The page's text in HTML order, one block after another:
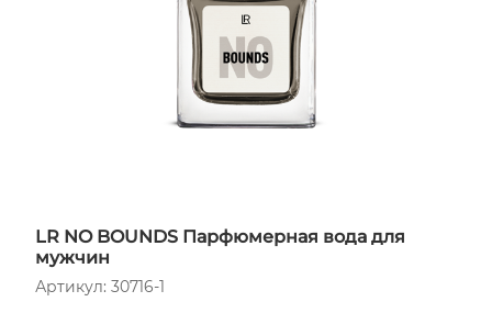
LR NO BOUNDS Парфюмерная вода для
мужчин
Артикул: 30716-1